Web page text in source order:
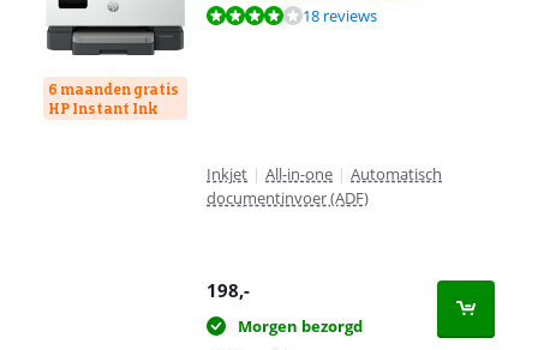
6 maanden gratis
HP Instant Ink
Beoordeling is 7,9 van de 10, gebaseerd op 18 reviews.
18 reviews
Inkjet | All-in-one | Automatisch
documentinvoer (ADF)
198,-
Morgen bezorgd